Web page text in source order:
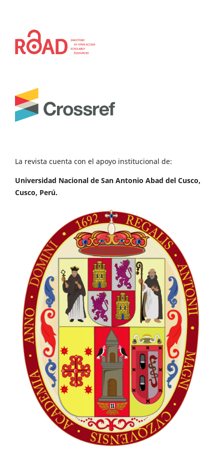
La revista cuenta con el apoyo institucional de:
Universidad Nacional de San Antonio Abad del Cusco,
Cusco, Perú.